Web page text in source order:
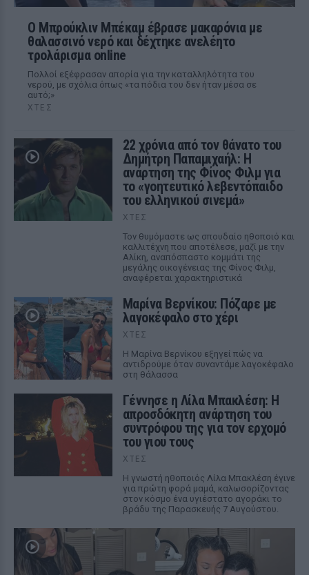
Ο Μπρούκλιν Μπέκαμ έβρασε μακαρόνια με
θαλασσινό νερό και δέχτηκε ανελέητο
τρολάρισμα online
Πολλοί εξέφρασαν απορία για την καταλληλότητα του
νερού, με σχόλια όπως «τα πόδια του δεν ήταν μέσα σε
αυτό;»
ΧΤΕΣ
22 χρόνια από τον θάνατο του
Δημήτρη Παπαμιχαήλ: Η
ανάρτηση της Φίνος Φιλμ για
το «γοητευτικό λεβεντόπαιδο
του ελληνικού σινεμά»
ΧΤΕΣ
Τον θυμόμαστε ως σπουδαίο ηθοποιό και
καλλιτέχνη που αποτέλεσε, μαζί με την
Αλίκη, αναπόσπαστο κομμάτι της
μεγάλης οικογένειας της Φίνος Φιλμ,
αναφέρεται χαρακτηριστικά
Μαρίνα Βερνίκου: Πόζαρε με
λαγοκέφαλο στο χέρι
ΧΤΕΣ
Η Μαρίνα Βερνίκου εξηγεί πώς να
αντιδρούμε όταν συναντάμε λαγοκέφαλο
στη θάλασσα
Γέννησε η Λίλα Μπακλέση: Η
απροσδόκητη ανάρτηση του
συντρόφου της για τον ερχομό
του γιου τους
ΧΤΕΣ
Η γνωστή ηθοποιός Λίλα Μπακλέση έγινε
για πρώτη φορά μαμά, καλωσορίζοντας
στον κόσμο ένα υγιέστατο αγοράκι το
βράδυ της Παρασκευής 7 Αυγούστου.